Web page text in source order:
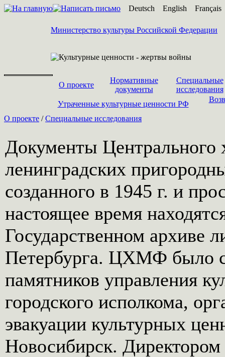
Deutsch English Français
Министерство культуры Российской Федерации
О проекте
Нормативные
документы
Специальные
исследования
Утраченные культурные ценности РФ
О проекте /Специальные исследования
Документы
ленинградских
созданного в 1945 г. и
настоящее время
Государственном архиве
Петербурга. ЦХМФ было
памятников управления
городского исполкома,
эвакуации культурных
Новосибирск.